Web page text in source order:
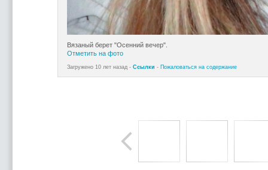
Вязаный берет "Осенний вечер".
Отметить на фото
Загружено 10 лет назад - Ссылки - Пожаловаться на содержание